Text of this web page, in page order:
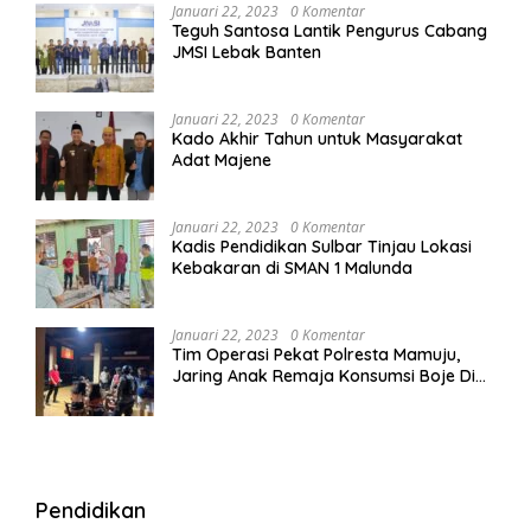
Januari 22, 2023 0 Komentar
Teguh Santosa Lantik Pengurus Cabang
JMSI Lebak Banten
Januari 22, 2023 0 Komentar
Kado Akhir Tahun untuk Masyarakat
Adat Majene
Januari 22, 2023 0 Komentar
Kadis Pendidikan Sulbar Tinjau Lokasi
Kebakaran di SMAN 1 Malunda
Januari 22, 2023 0 Komentar
Tim Operasi Pekat Polresta Mamuju,
Jaring Anak Remaja Konsumsi Boje Di
Pendidikan